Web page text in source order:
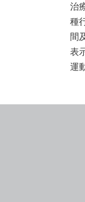
治
種
間
表
運